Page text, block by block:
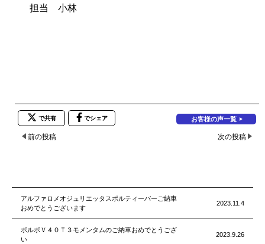
担当 小林
で共有 でシェア お客様の声一覧
前の投稿 次の投稿
アルファロメオジュリエッタスポルティーバーご納車
おめでとうございます
2023.11.4
ボルボＶ４０Ｔ３モメンタムのご納車おめでとうござ
い
2023.9.26